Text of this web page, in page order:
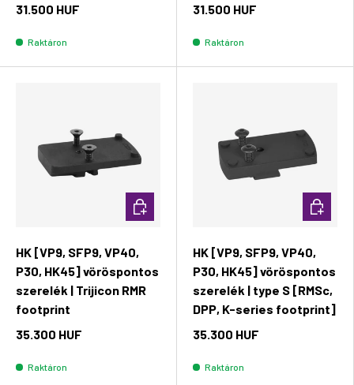
31.500 HUF
Raktáron
31.500 HUF
Raktáron
HK [VP9, SFP9, VP40,
P30, HK45] vöröspontos
szerelék | Trijicon RMR
footprint
35.300 HUF
Raktáron
Kosárba rakás
HK [VP9, SFP9, VP40,
P30, HK45] vöröspontos
szerelék | type S [RMSc,
DPP, K-series footprint]
35.300 HUF
Raktáron